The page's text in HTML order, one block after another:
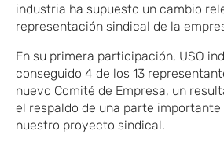
industria ha supuesto un cambio
representación sindical de la
En su primera participación, USO
conseguido 4 de los 13
nuevo Comité de Empresa, un
el respaldo de una parte
nuestro proyecto sindical.